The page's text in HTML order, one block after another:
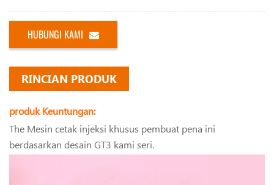
HUBUNGI KAMI
RINCIAN PRODUK
produk Keuntungan:
The Mesin cetak injeksi khusus pembuat pena ini
berdasarkan desain GT3 kami seri.